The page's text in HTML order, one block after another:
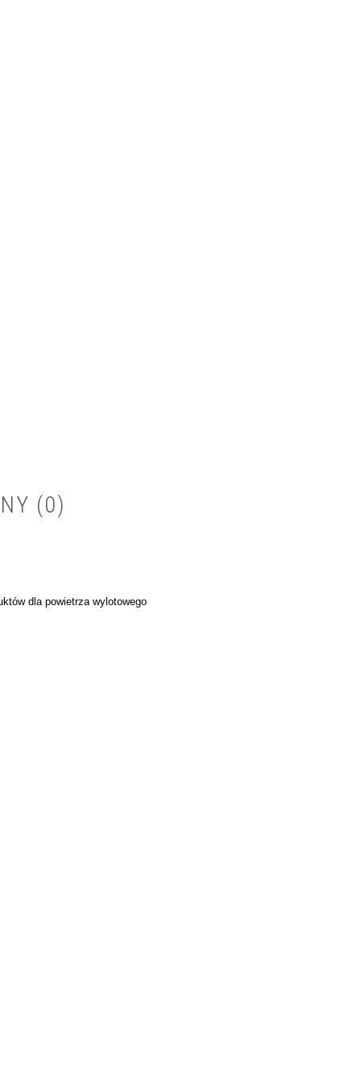
(0)
dla powietrza wylotowego